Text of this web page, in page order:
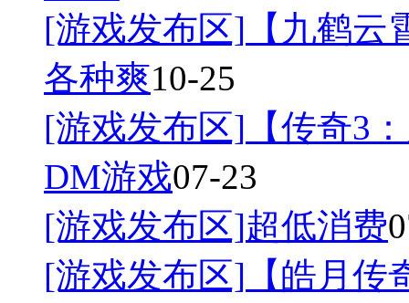
[游戏发布区] 【九鹤
各种爽10-25
[游戏发布区] 【传奇3
DM游戏07-23
[游戏发布区]超低消费
[游戏发布区] 【皓月